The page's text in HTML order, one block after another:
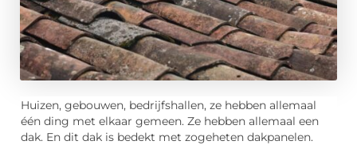
Huizen, gebouwen, bedrijfshallen, ze hebben allemaal
één ding met elkaar gemeen. Ze hebben allemaal een
dak. En dit dak is bedekt met zogeheten dakpanelen.